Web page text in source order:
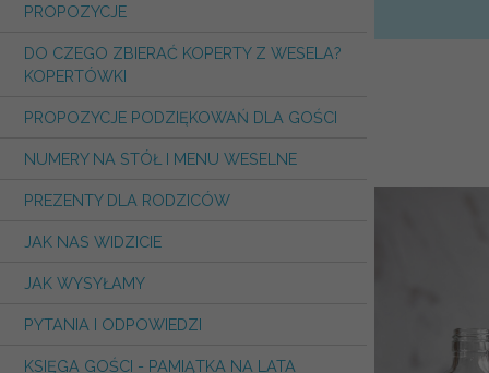
PROPOZYCJE
DO CZEGO ZBIERAĆ KOPERTY Z WESELA?
KOPERTÓWKI
PROPOZYCJE PODZIĘKOWAŃ DLA GOŚCI
NUMERY NA STÓŁ I MENU WESELNE
PREZENTY DLA RODZICÓW
JAK NAS WIDZICIE
JAK WYSYŁAMY
PYTANIA I ODPOWIEDZI
KSIĘGA GOŚCI - PAMIĄTKA NA LATA